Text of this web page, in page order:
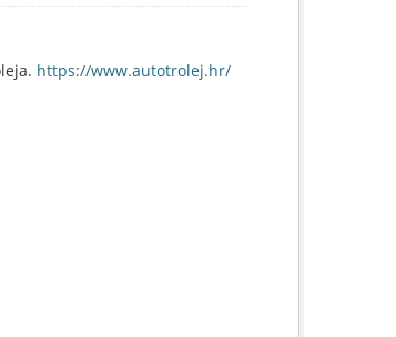
https://www.autotrolej.hr/